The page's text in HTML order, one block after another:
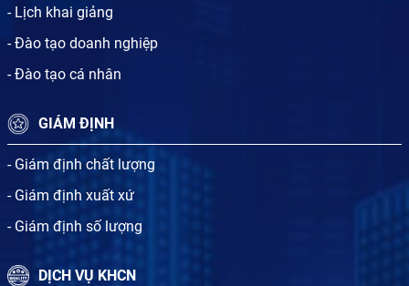
- Lịch khai giảng
- Đào tạo doanh nghiệp
- Đào tạo cá nhân
GIÁM ĐỊNH
- Giám định chất lượng
- Giám định xuất xứ
- Giám định số lượng
DỊCH VỤ KHCN